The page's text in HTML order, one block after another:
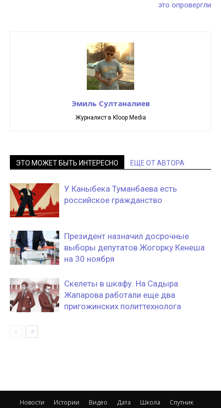
это опровергли
Эмиль Султаналиев
Журналист в Kloop Media
ЭТО МОЖЕТ БЫТЬ ИНТЕРЕСНО ЕЩЕ ОТ АВТОРА
У Каныбека Туманбаева есть
российское гражданство
Президент назначил досрочные
выборы депутатов Жогорку Кенеша
на 30 ноября
Скелеты в шкафу. На Садыра
Жапарова работали еще два
пригожинских политтехнолога
Новости Истории Видео Дата Школа Спутник